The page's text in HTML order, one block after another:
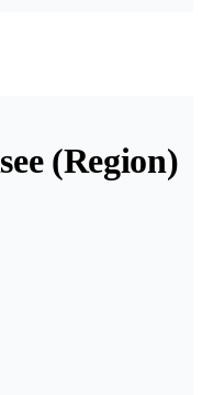
(Region)